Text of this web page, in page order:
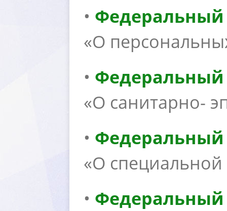
• Федеральный
«О
• Федеральный
«О санитарно-
• Федеральный
«О специальной
• Федеральный